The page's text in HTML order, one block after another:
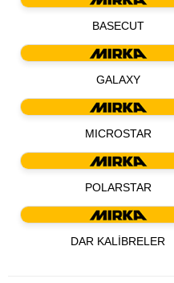
BASECUT
GALAXY
MICROSTAR
POLARSTAR
DAR KALİBRELER